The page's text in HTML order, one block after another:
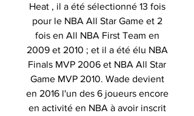
Heat , il a été sélectionné 13 fois
pour le NBA All Star Game et 2
fois en All NBA First Team en
2009 et 2010 ; et il a été élu NBA
Finals MVP 2006 et NBA All Star
Game MVP 2010. Wade devient
en 2016 l'un des 6 joueurs encore
en activité en NBA à avoir inscrit